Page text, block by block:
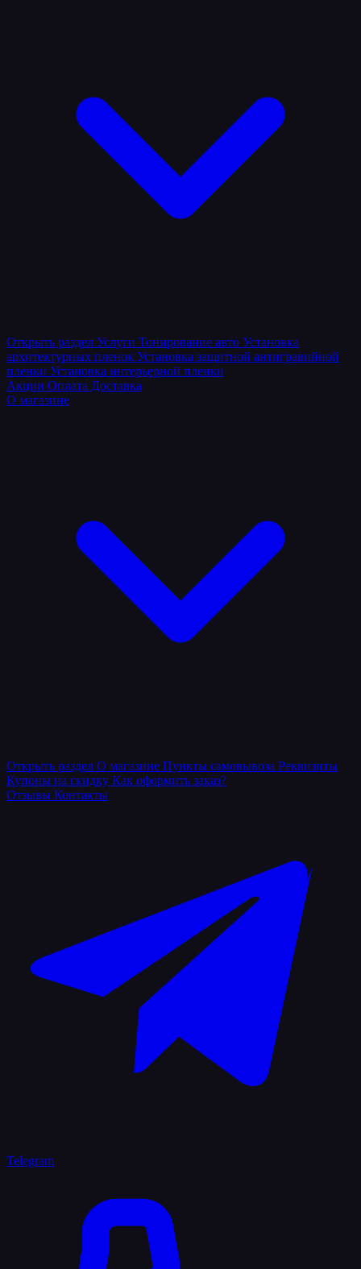
Открыть раздел Услуги Тонирование авто Установка
архитектурных пленок Установка защитной антигравийной
пленки Установка интерьерной пленки
Акции Оплата Доставка
О магазине
Открыть раздел О магазине Пункты самовывоза Реквизиты
Купоны на скидку Как оформить заказ?
Отзывы Контакты
Telegram